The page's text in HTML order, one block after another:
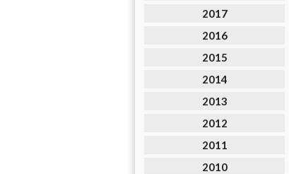
2017
2016
2015
2014
2013
2012
2011
2010